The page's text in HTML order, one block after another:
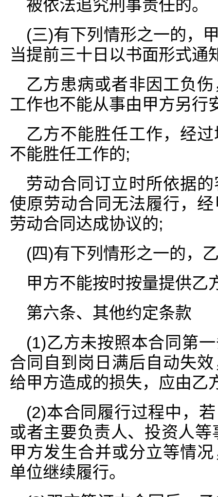
被依法追究刑事责任的。
(三)有下列情形之一的，
当提前三十日以书面形式通
乙方患病或者非因工负
工作也不能从事由甲方另行
乙方不能胜任工作，经
不能胜任工作的;
劳动合同订立时所依据
使原劳动合同无法履行，
劳动合同达成协议的;
(四)有下列情形之一的，
甲方不能按时按量提供乙
第六条、其他约定条款
(1)乙方未按照本合同第
合同自到岗日满后自动失
给甲方造成的损失，应由乙
(2)本合同履行过程中，
或者主要负责人、投资人
甲方发生合并或分立等情
单位继续履行。